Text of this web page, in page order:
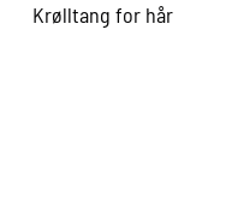
Krølltang for hår